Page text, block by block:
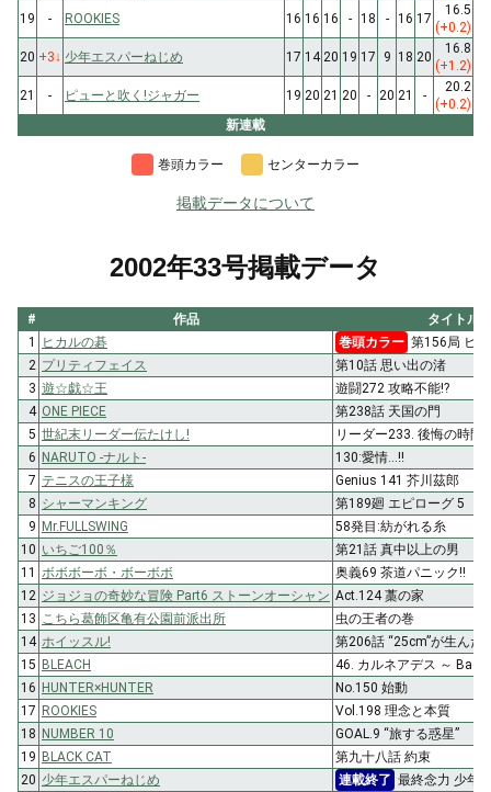
19
- ROOKIES 16 16 16 - 18 - 16 17
16.5
(+0.2)
20 +3↓ 少年エスパーねじめ 17 14 20 19 17 9 18 20
16.8
(+1.2)
21
- ピューと吹く!ジャガー 19 20 21 20 - 20 21 -
20.2
(+0.2)
新連載
巻頭カラー センターカラー
掲載データについて
2002年33号掲載データ
# 作品
タイトル
1
ヒカルの碁 巻頭カラー 第156局 ヒ
2 プリティフェイス
第10話 思い出の渚
3 遊☆戯☆王
遊闘272 攻略不能!?
4 ONE PIECE
第238話 天国の門
5 世紀末リーダー伝たけし!
リーダー233. 後悔の時間
6 NARUTO -ナルト-
130:愛情…!!
7 テニスの王子様
Genius 141 芥川茲郎
8 シャーマンキング
第189廻 エピローグ 5
9 Mr.FULLSWING
58発目:紡がれる糸
10 いちご100％
第21話 真中以上の男
11
ボボボーボ・ボーボボ
奥義69 茶道パニック!!
12 ジョジョの奇妙な冒険 Part6 ストーンオーシャン Act.124 藁の家
13
こちら葛飾区亀有公園前派出所
虫の王者の巻
14 ホイッスル!
第206話 “25cm”が生んだ
15 BLEACH
46. カルネアデス ～ Back
16 HUNTER×HUNTER
No.150 始動
17 ROOKIES
Vol.198 理念と本質
18 NUMBER 10
GOAL.9 “旅する惑星”
19 BLACK CAT
第九十八話 約束
20 少年エスパーねじめ 連載終了 最終念力 少年